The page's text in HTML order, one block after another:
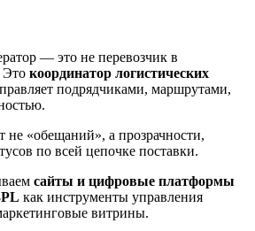
— это не перевозчик в
Это координатор логистических
подрядчиками, маршрутами,
«обещаний», а прозрачности,
по всей цепочке поставки.
сайты и цифровые платформы
как инструменты управления
витрины.